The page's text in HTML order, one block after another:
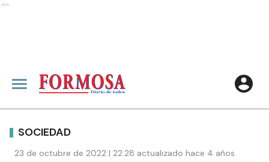
Ads
SOCIEDAD
23 de octubre de 2022 | 22:28 actualizado hace 4 años